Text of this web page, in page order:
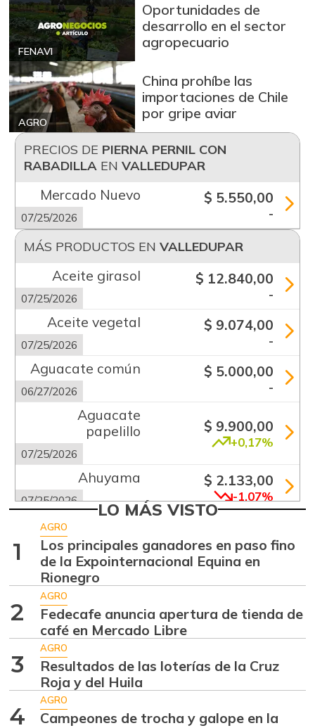
FENAVI
Oportunidades de
desarrollo en el sector
agropecuario
AGRO
China prohíbe las
importaciones de Chile
por gripe aviar
PRECIOS DE PIERNA PERNIL CON
RABADILLAEN VALLEDUPAR
Mercado Nuevo
07/25/2026
$ 5.550,00
-
MÁS PRODUCTOS EN VALLEDUPAR
Aceite girasol
07/25/2026
$ 12.840,00
-
Aceite vegetal
07/25/2026
$ 9.074,00
-
Aguacate común
06/27/2026
$ 5.000,00
-
Aguacate
papelillo
07/25/2026
$ 9.900,00
+0,17%
Ahuyama
07/25/2026
$ 2.133,00
-1,07%
07/25/2026 +1,23%
Ají dulce
01/17/2015
$ 1.628,00
-4,71%
Ají topito dulce
06/06/2015
$ 1.758,50
+9,91%
Alas de pollo sin
costillar
07/25/2026
$ 7.250,00
+2,11%
LO MÁS VISTO
1
AGRO
Los principales ganadores en paso fino
de la Expointernacional Equina en
Rionegro
2
AGRO
Fedecafe anuncia apertura de tienda de
café en Mercado Libre
3
AGRO
Resultados de las loterías de la Cruz
Roja y del Huila
4
AGRO
Campeones de trocha y galope en la